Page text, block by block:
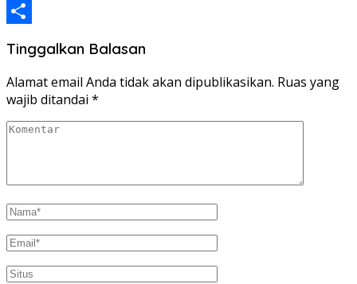
Email
Tinggalkan Balasan
Alamat email Anda tidak akan dipublikasikan. Ruas yang
wajib ditandai *